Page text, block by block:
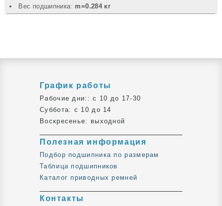
Вec подшипника: m=0.284 кг
График работы
Рабочие дни:: c 10 до 17-30
Суббота: c 10 до 14
Воскресенье: выходной
Полезная информация
Подбор подшипника по размерам
Таблица подшипников
Каталог приводных ремней
Контакты